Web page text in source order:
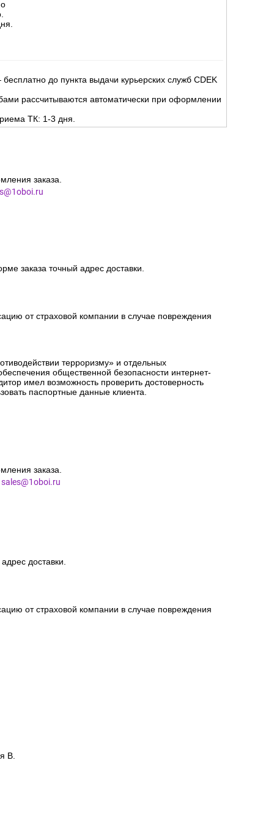
до пункта выдачи курьерских служб CDEK
рассчитываются автоматически при оформлении
ТК: 1-3 дня.
заказа.
заказа точный адрес доставки.
от страховой компании в случае повреждения
терроризму» и отдельных
общественной безопасности интернет-
имел возможность проверить достоверность
паспортные данные клиента.
заказа.
sales@1oboi.ru
доставки.
от страховой компании в случае повреждения
В.